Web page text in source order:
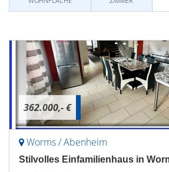
362.000,- €
Worms / Abenheim
Stilvolles Einfamilienhaus in